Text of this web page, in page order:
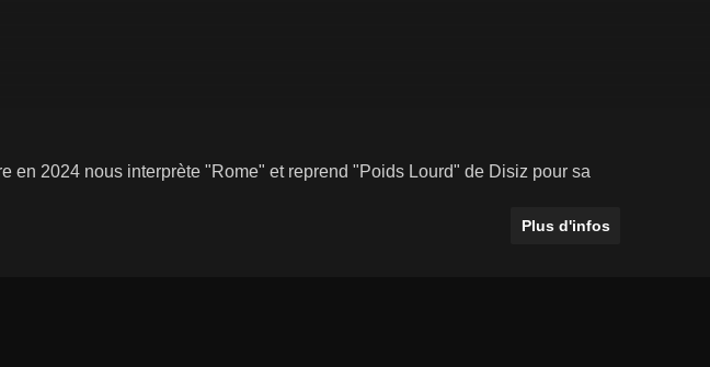
en 2024 nous interprète "Rome" et reprend "Poids Lourd" de Disiz pour sa
Plus d'infos